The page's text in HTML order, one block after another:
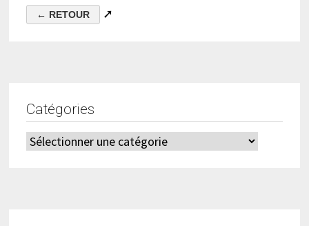
➚
Catégories
Catégories